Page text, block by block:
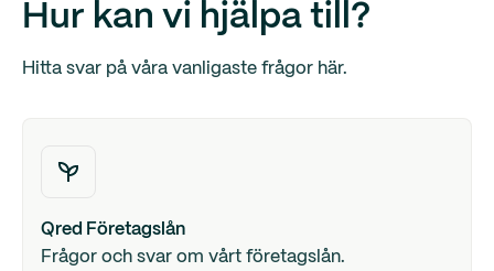
Hur kan vi hjälpa till?
Hitta svar på våra vanligaste frågor här.
Qred Företagslån
Frågor och svar om vårt företagslån.